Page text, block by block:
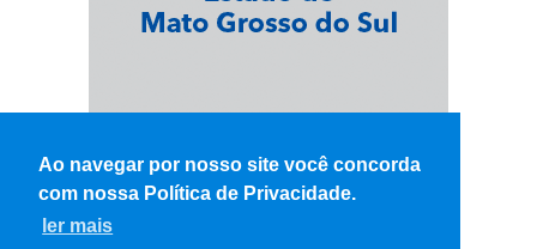
Ao navegar por nosso site você concorda
com nossa Política de Privacidade.
ler mais